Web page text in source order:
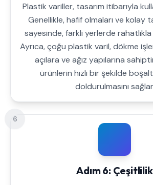
Plastik variller, tasarım itibarıyla
Genellikle, hafif olmaları ve kolay
sayesinde, farklı yerlerde rahatlıkla
Ayrıca, çoğu plastik varil, dökme
açılara ve ağız yapılarına
ürünlerin hızlı bir şekilde
doldurulmasını
6
Adım 6: Çeşitlilik